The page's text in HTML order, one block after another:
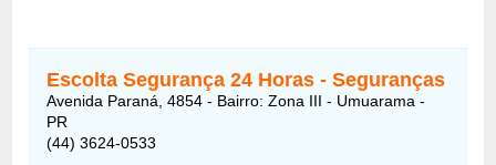
Escolta Segurança 24 Horas - Seguranças
Avenida Paraná, 4854 - Bairro: Zona III - Umuarama -
PR
(44) 3624-0533